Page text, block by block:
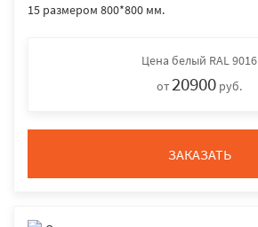
15 размером 800*800 мм.
Цена белый RAL 9016
от20900 руб.
ЗАКАЗАТЬ